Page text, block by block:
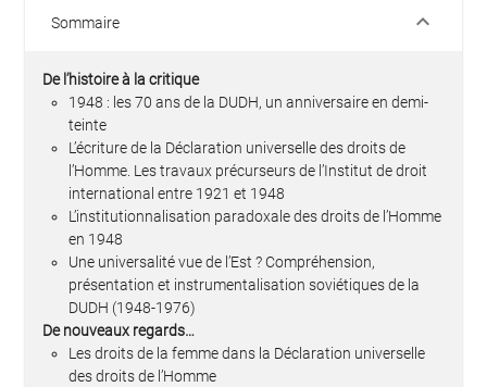
Sommaire keyboard_arrow_down
De l’histoire à la critique
1948 : les 70 ans de la DUDH, un anniversaire en demi-
teinte
L’écriture de la Déclaration universelle des droits de
l’Homme. Les travaux précurseurs de l’Institut de droit
international entre 1921 et 1948
L’institutionnalisation paradoxale des droits de l’Homme
en 1948
Une universalité vue de l’Est ? Compréhension,
présentation et instrumentalisation soviétiques de la
DUDH (1948-1976)
De nouveaux regards…
Les droits de la femme dans la Déclaration universelle
des droits de l’Homme